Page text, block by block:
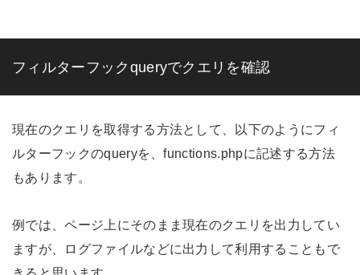
フィルターフックqueryでクエリを確認
現在のクエリを取得する方法として、以下のようにフィ
ルターフックのqueryを、functions.phpに記述する方法
もあります。
例では、ページ上にそのまま現在のクエリを出力してい
ますが、ログファイルなどに出力して利用することもで